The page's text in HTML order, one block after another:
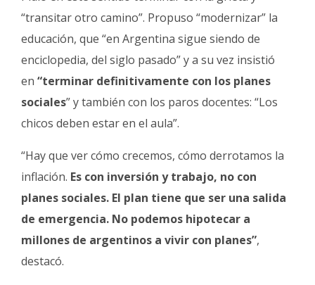
“transitar otro camino”. Propuso “modernizar” la
educación, que “en Argentina sigue siendo de
enciclopedia, del siglo pasado” y a su vez insistió
en “terminar definitivamente con los planes
sociales” y también con los paros docentes: “Los
chicos deben estar en el aula”.
“Hay que ver cómo crecemos, cómo derrotamos la
inflación. Es con inversión y trabajo, no con
planes sociales. El plan tiene que ser una salida
de emergencia. No podemos hipotecar a
millones de argentinos a vivir con planes”,
destacó.